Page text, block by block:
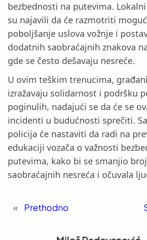
bezbednosti na putevima.
su najavili da će razmotriti
poboljšanje uslova vožnje i
dodatnih saobraćajnih znakova
gde se često dešavaju nesreće.
U ovim teškim trenucima,
izražavaju solidarnost i podršku
poginulih, nadajući se da će se
incidenti u budućnosti sprečiti.
policija će nastaviti da radi na
edukaciji vozača o važnosti
putevima, kako bi se smanjio broj
saobraćajnih nesreća i očuvala
« Prethodno